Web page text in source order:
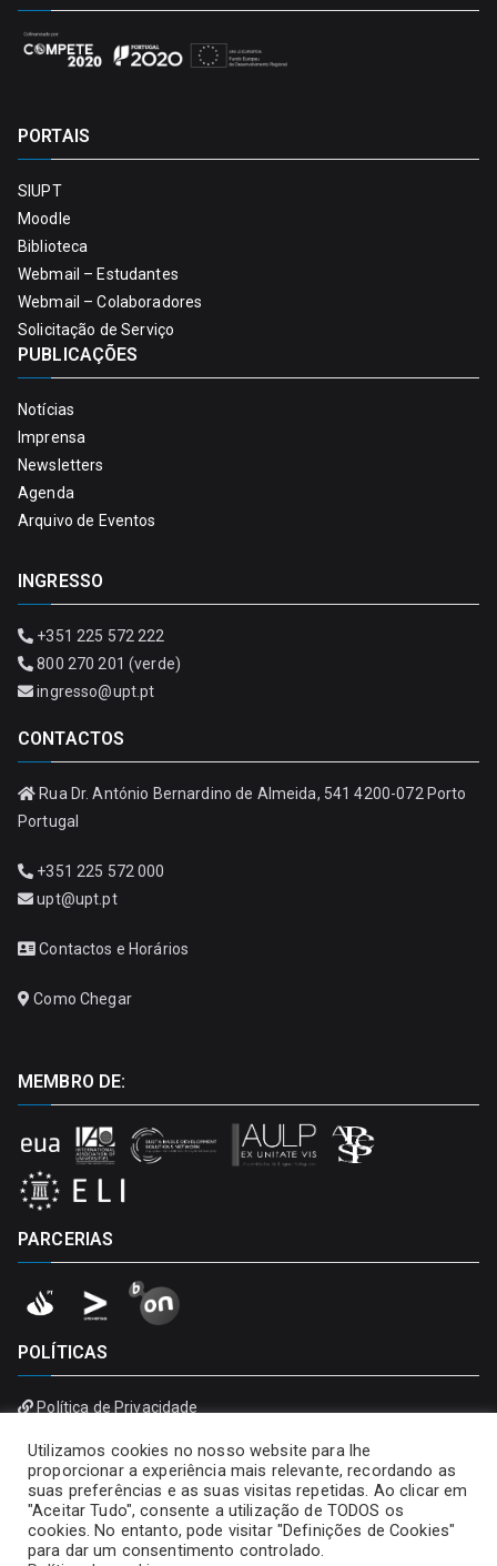
PORTAIS
SIUPT
Moodle
Biblioteca
Webmail – Estudantes
Webmail – Colaboradores
Solicitação de Serviço
PUBLICAÇÕES
Notícias
Imprensa
Newsletters
Agenda
Arquivo de Eventos
INGRESSO
+351 225 572 222
800 270 201 (verde)
ingresso@upt.pt
CONTACTOS
Rua Dr. António Bernardino de Almeida, 541 4200-072 Porto
Portugal
+351 225 572 000
upt@upt.pt
Contactos e Horários
Como Chegar
MEMBRO DE:
PARCERIAS
POLÍTICAS
Política de Privacidade
Utilizamos cookies no nosso website para lhe
proporcionar a experiência mais relevante, recordando as
suas preferências e as suas visitas repetidas. Ao clicar em
"Aceitar Tudo", consente a utilização de TODOS os
cookies. No entanto, pode visitar "Definições de Cookies"
para dar um consentimento controlado.